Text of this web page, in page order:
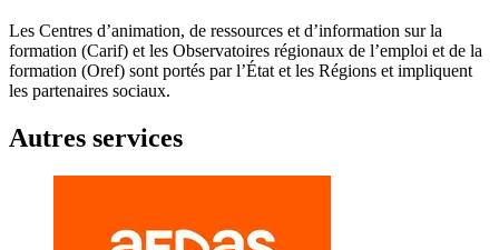
Les Centres d’animation, de ressources et d’information sur la
formation (Carif) et les Observatoires régionaux de l’emploi et de la
formation (Oref) sont portés par l’État et les Régions et impliquent
les partenaires sociaux.
Autres services